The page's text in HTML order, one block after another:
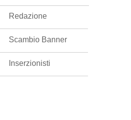
Redazione
Scambio Banner
Inserzionisti